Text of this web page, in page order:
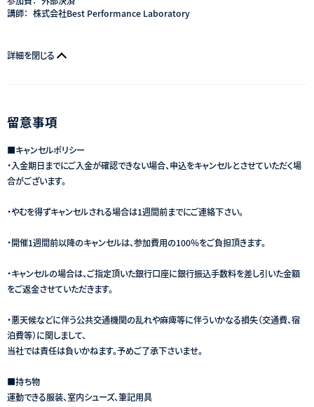
講師： 株式会社Best Performance Laboratory
詳細を閉じる
留意事項
■キャンセルポリシー
・入金期日までにご入金が確認できない場合、申込をキャンセルとさせていただく場
合がございます。
・やむを得ずキャンセルされる場合は1週間前までにご連絡下さい。
・開催1週間前以降のキャンセルは、参加費用の100％をご負担頂きます。
・キャンセルの場合は、ご指定頂いた銀行口座に銀行振込手数料を差し引いた金額
をご返金させていただきます。
・悪天候などに伴う公共交通機関の乱れや麻痺等に伴ういかなる損失（交通費、宿
泊費等）に関しまして、
当社では責任は負いかねます。予めご了承下さいませ。
■持ち物
運動できる服装、室内シューズ、筆記用具